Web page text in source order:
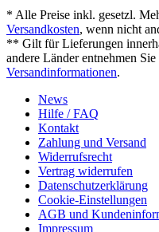
* Alle Preise inkl. gesetzl.
Versandkosten, wenn nicht
** Gilt für Lieferungen
andere Länder entnehmen
Versandinformationen.
News
Hilfe / FAQ
Kontakt
Zahlung und Versand
Widerrufsrecht
Vertrag widerrufen
Datenschutzerklärung
Cookie-Einstellungen
AGB und
Impressum